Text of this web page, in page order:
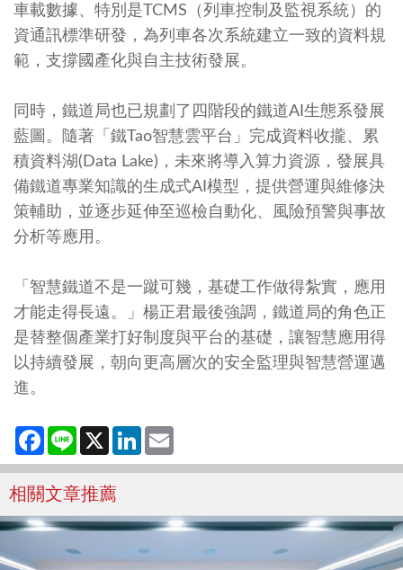
車載數據、特別是TCMS（列車控制及監視系統）的
資通訊標準研發，為列車各次系統建立一致的資料規
範，支撐國產化與自主技術發展。
同時，鐵道局也已規劃了四階段的鐵道AI生態系發展
藍圖。隨著「鐵Tao智慧雲平台」完成資料收攏、累
積資料湖(Data Lake)，未來將導入算力資源，發展具
備鐵道專業知識的生成式AI模型，提供營運與維修決
策輔助，並逐步延伸至巡檢自動化、風險預警與事故
分析等應用。
「智慧鐵道不是一蹴可幾，基礎工作做得紮實，應用
才能走得長遠。」楊正君最後強調，鐵道局的角色正
是替整個產業打好制度與平台的基礎，讓智慧應用得
以持續發展，朝向更高層次的安全監理與智慧營運邁
進。
Facebook
Line X LinkedIn
相關文章推薦